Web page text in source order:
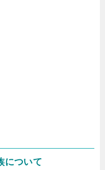
について